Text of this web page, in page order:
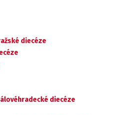
diecéze
diecéze